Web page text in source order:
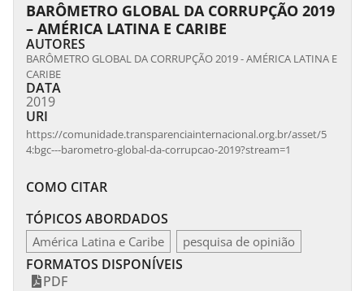
BARÔMETRO GLOBAL DA CORRUPÇÃO 2019
– AMÉRICA LATINA E CARIBE
AUTORES
BARÔMETRO GLOBAL DA CORRUPÇÃO 2019 - AMÉRICA LATINA E
CARIBE
DATA
2019
URI
https://comunidade.transparenciainternacional.org.br/asset/5
4:bgc---barometro-global-da-corrupcao-2019?stream=1
COMO CITAR
TÓPICOS ABORDADOS
América Latina e Caribe pesquisa de opinião
FORMATOS DISPONÍVEIS
PDF